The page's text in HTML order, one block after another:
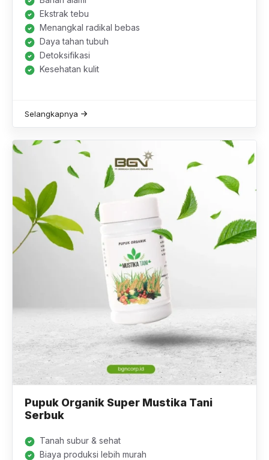
Ekstrak tebu
Menangkal radikal bebas
Daya tahan tubuh
Detoksifikasi
Kesehatan kulit
Selangkapnya
Pupuk Organik Super Mustika Tani
Serbuk
Tanah subur & sehat
Biaya produksi lebih murah